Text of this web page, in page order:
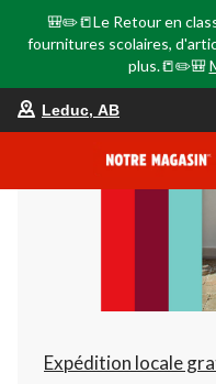
🎒✏️📒Le Retour en
fournitures scolaires,
plus.📒✏️🎒
Leduc, AB
Expédition locale